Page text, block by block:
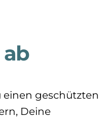
einen geschützten
Deine